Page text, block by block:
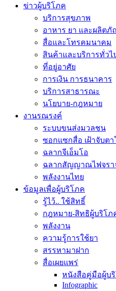
ข่าวผู้บริโภค
บริการสุขภาพ
อาหาร ยา และผลิต
สื่อและโทรคมนาคม
สินค้าและบริการทั่วไ
ที่อยู่อาศัย
การเงิน การธนาคาร
บริการสาธารณะ
นโยบาย-กฎหมาย
งานรณรงค์
ระบบขนส่งมวลชน
ซอกแซกสื่อ เฝ้าจับต
ฉลากจีเอ็มโอ
ฉลากสัญญาณไฟจรา
พลังงานไทย
ข้อมูลเพื่อผู้บริโภค
รู้ไว้.. ใช้สิทธิ์
กฎหมาย-สิทธิผู้บริโภ
พลังงาน
ความรู้การใช้ยา
สรรหามาฝาก
สื่อเผยแพร่
หนังสือคู่มือผู้บ
Infographic